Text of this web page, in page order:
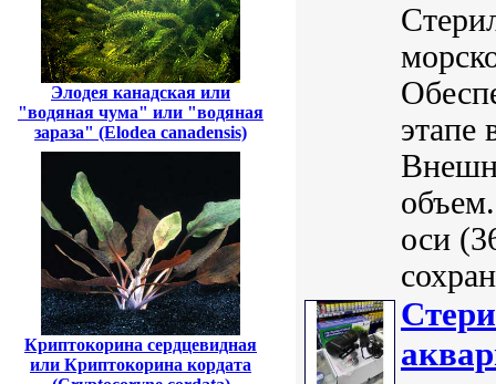
Элодея канадская или
"водяная чума" или "водяная
зараза" (Elodea canadensis)
Криптокорина сердцевидная
или Криптокорина кордата
этапе
оси